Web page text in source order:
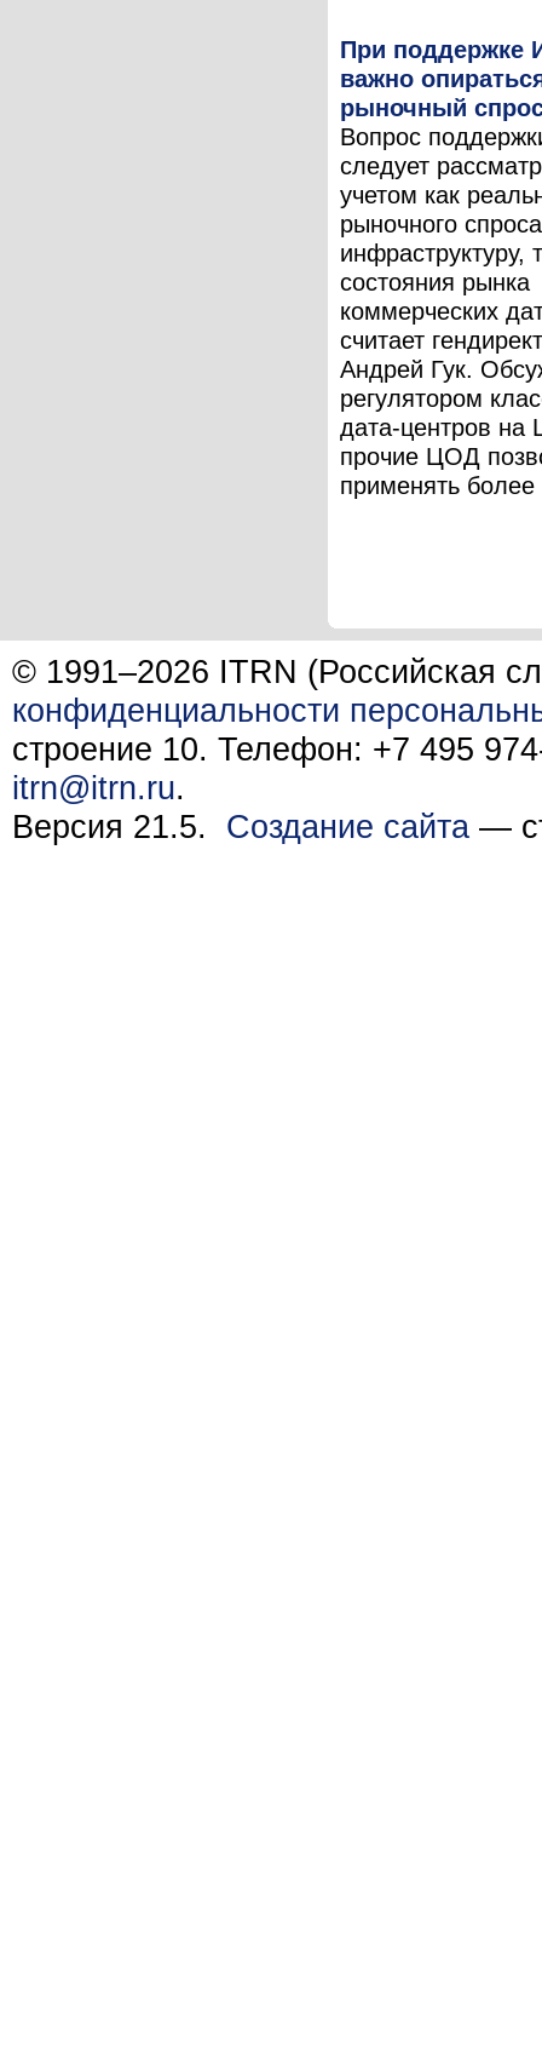
При поддержке
важно
рыночный
Вопрос
следует
учетом как
рыночного
инфраструктуру,
состояния рынка
коммерческих
считает
Андрей Гук.
регулятором
дата-центров
прочие ЦОД
применять более
© 1991–2026 ITRN (Российская
конфиденциальности
строение 10. Телефон: +7 495
itrn@itrn.ru.
Версия 21.5. Создание сайта —